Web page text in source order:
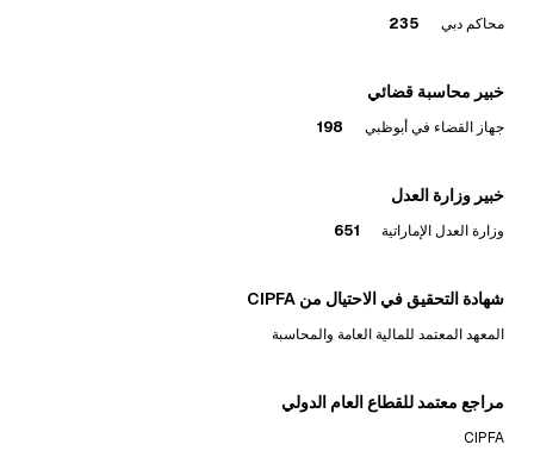
محاكم دبي 235
خبير محاسبة قضائي
جهاز القضاء في أبوظبي 198
خبير وزارة العدل
وزارة العدل الإماراتية 651
شهادة التحقيق في الاحتيال من CIPFA
المعهد المعتمد للمالية العامة والمحاسبة
مراجع معتمد للقطاع العام الدولي
CIPFA